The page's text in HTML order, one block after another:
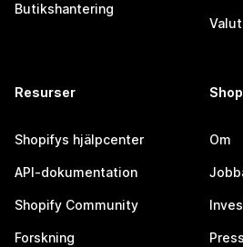
Butikshantering
Resurser
Shopifys hjälpcenter
API-dokumentation
Shopify Community
Forskning
Om